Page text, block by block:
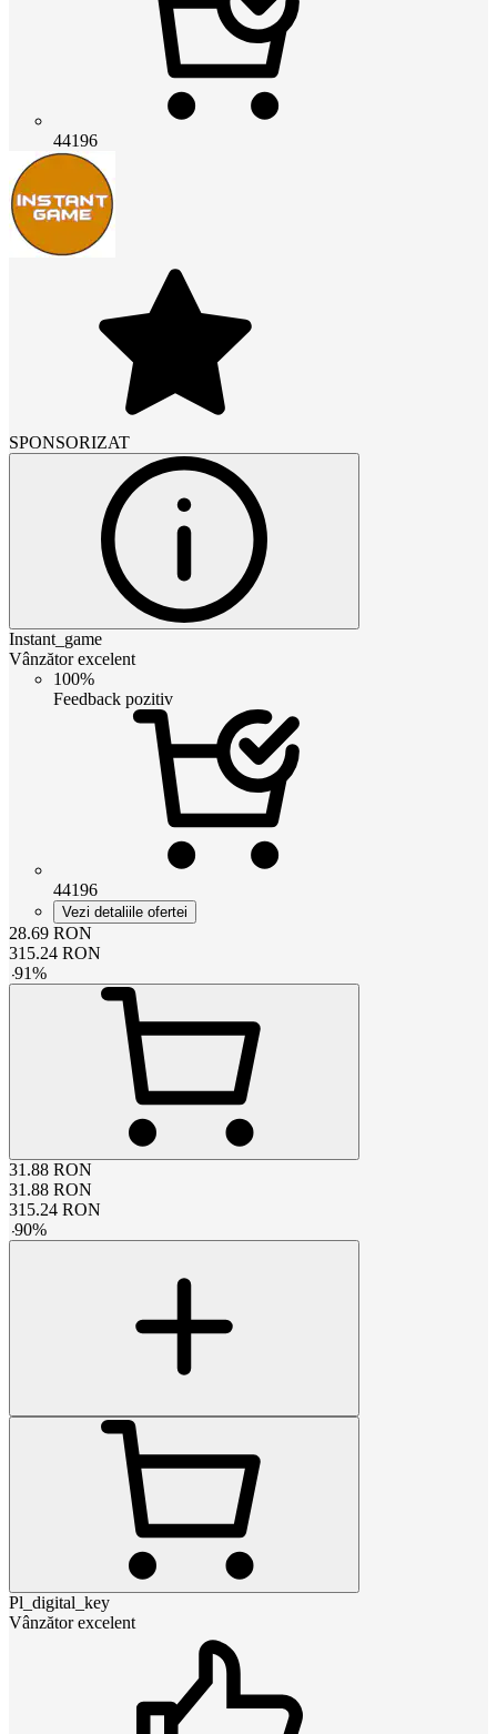
44196
SPONSORIZAT
Instant_game
Vânzător excelent
100%
Feedback pozitiv
44196
Vezi detaliile ofertei
28.69 RON
315.24 RON
-91%
31.88 RON
31.88 RON
315.24 RON
-90%
Pl_digital_key
Vânzător excelent